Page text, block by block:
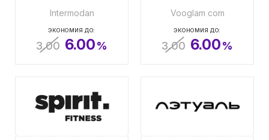
Intermodan
ЭКОНОМИЯ ДО:
3.00 6.00%
Vooglam com
ЭКОНОМИЯ ДО:
3.00 6.00%